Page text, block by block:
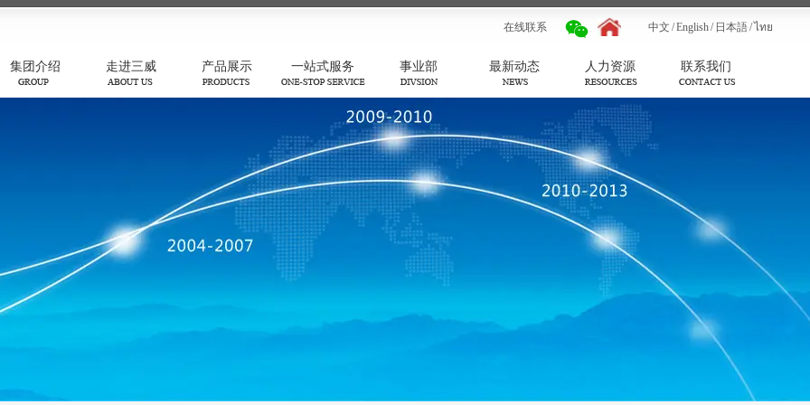
中文 /English/ 日本語/ไทย
在线联系
集团介绍 走进三威 产品展示 一站式服务 事业部 最新动态 人力资源 联系我们